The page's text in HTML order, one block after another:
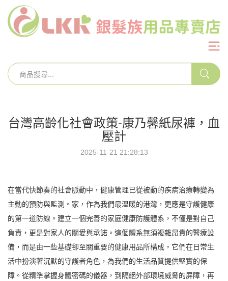
台灣高齡化社會政策-康乃馨紙尿褲，血
壓計
2025-11-21 21:28:13
在當代快節奏的社會脈動中，健康管理已從被動的疾病治療轉變為
主動的預防與監測。家，作為我們最溫暖的港灣，更應是守護健康
的第一道防線。建立一個完善的家庭健康防護體系，不僅是對自己
負責，更是對家人的關愛與承諾。這個體系無須複雜昂貴的醫療設
備，而是由一些基礎卻至關重要的健康用品所構成，它們在日常生
活中扮演著沉默的守護者角色，為我們的生活品質提供堅實的保
障。從精準掌握身體密碼的儀器，到隔絕外部環境威脅的屏障，再